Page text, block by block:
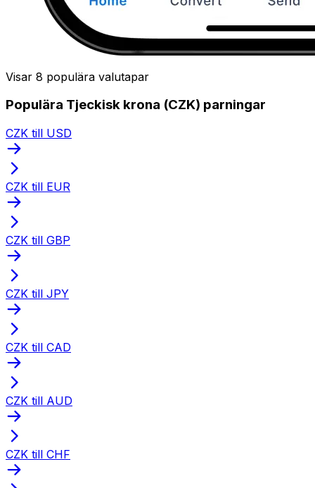
Visar 8 populära valutapar
Populära Tjeckisk krona (CZK) parningar
CZK till USD
CZK till EUR
CZK till GBP
CZK till JPY
CZK till CAD
CZK till AUD
CZK till CHF